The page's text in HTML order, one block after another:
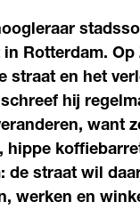
Rotterdam.
straat en het
hij
want
hippe
de straat wil
werken en